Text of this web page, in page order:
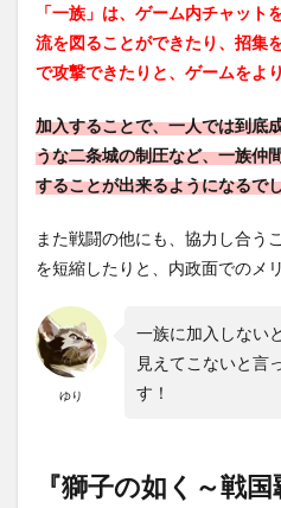
「一族」は、ゲーム内チャット
流を図ることができたり、招集
で攻撃できたりと、ゲームをよ
加入することで、一人では到底
うな二条城の制圧など、一族仲
することが出来るようになるで
また戦闘の他にも、協力し合う
を短縮したりと、内政面でのメ
ゆり
一族に加入しない
見えてこないと言
す！
『獅子の如く～戦